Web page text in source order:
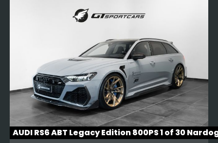
AUDI RS6 ABT Legacy Edition 800PS 1 of 30